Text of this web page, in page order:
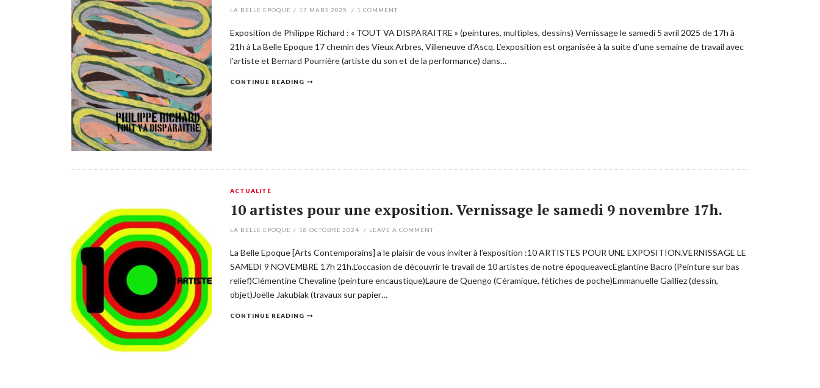
LA BELLE EPOQUE / 17 MARS 2025 / 1 COMMENT
Exposition de Philippe Richard : « TOUT VA DISPARAITRE » (peintures, multiples, dessins) Vernissage le samedi 5 avril 2025 de 17h à
21h à La Belle Epoque 17 chemin des Vieux Arbres, Villeneuve d’Ascq. L’exposition est organisée à la suite d’une semaine de travail avec
l’artiste et Bernard Pourrière (artiste du son et de la performance) dans…
CONTINUE READING
ACTUALITÉ
10 artistes pour une exposition. Vernissage le samedi 9 novembre 17h.
LA BELLE EPOQUE / 18 OCTOBRE 2024 / LEAVE A COMMENT
La Belle Epoque [Arts Contemporains] a le plaisir de vous inviter à l’exposition :10 ARTISTES POUR UNE EXPOSITION.VERNISSAGE LE
SAMEDI 9 NOVEMBRE 17h 21h.L’occasion de découvrir le travail de 10 artistes de notre époqueavecEglantine Bacro (Peinture sur bas
relief)Clémentine Chevaline (peinture encaustique)Laure de Quengo (Céramique, fétiches de poche)Emmanuelle Gailliez (dessin,
objet)Joëlle Jakubiak (travaux sur papier…
CONTINUE READING